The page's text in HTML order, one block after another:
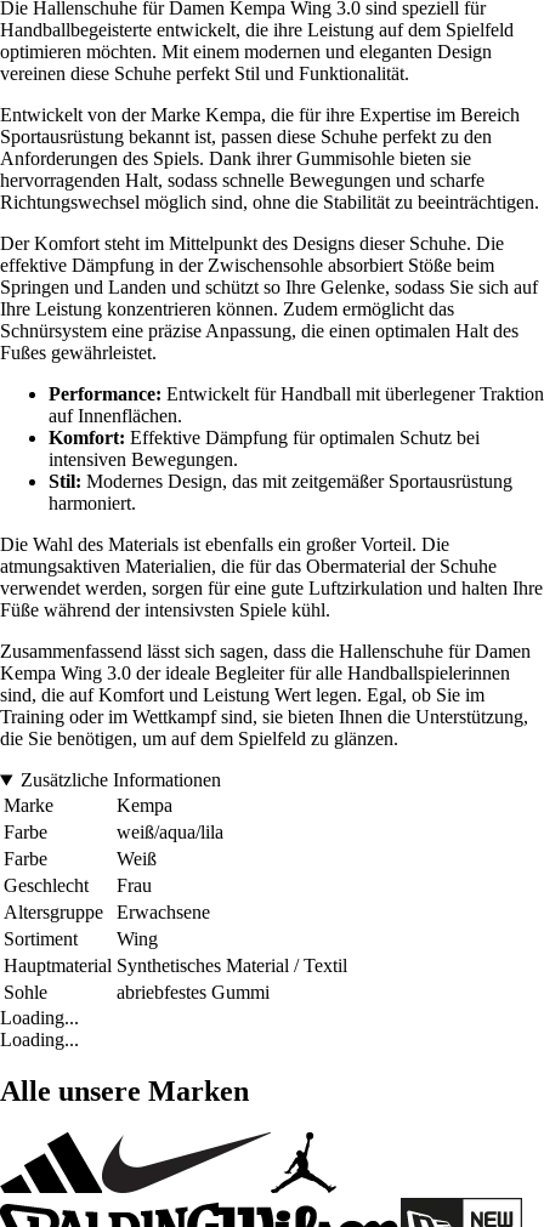
Die Hallenschuhe für Damen Kempa Wing 3.0 sind speziell für
Handballbegeisterte entwickelt, die ihre Leistung auf dem Spielfeld
optimieren möchten. Mit einem modernen und eleganten Design
vereinen diese Schuhe perfekt Stil und Funktionalität.
Entwickelt von der Marke Kempa, die für ihre Expertise im Bereich
Sportausrüstung bekannt ist, passen diese Schuhe perfekt zu den
Anforderungen des Spiels. Dank ihrer Gummisohle bieten sie
hervorragenden Halt, sodass schnelle Bewegungen und scharfe
Richtungswechsel möglich sind, ohne die Stabilität zu beeinträchtigen.
Der Komfort steht im Mittelpunkt des Designs dieser Schuhe. Die
effektive Dämpfung in der Zwischensohle absorbiert Stöße beim
Springen und Landen und schützt so Ihre Gelenke, sodass Sie sich auf
Ihre Leistung konzentrieren können. Zudem ermöglicht das
Schnürsystem eine präzise Anpassung, die einen optimalen Halt des
Fußes gewährleistet.
Performance: Entwickelt für Handball mit überlegener Traktion
auf Innenflächen.
Komfort: Effektive Dämpfung für optimalen Schutz bei
intensiven Bewegungen.
Stil: Modernes Design, das mit zeitgemäßer Sportausrüstung
harmoniert.
Die Wahl des Materials ist ebenfalls ein großer Vorteil. Die
atmungsaktiven Materialien, die für das Obermaterial der Schuhe
verwendet werden, sorgen für eine gute Luftzirkulation und halten Ihre
Füße während der intensivsten Spiele kühl.
Zusammenfassend lässt sich sagen, dass die Hallenschuhe für Damen
Kempa Wing 3.0 der ideale Begleiter für alle Handballspielerinnen
sind, die auf Komfort und Leistung Wert legen. Egal, ob Sie im
Training oder im Wettkampf sind, sie bieten Ihnen die Unterstützung,
die Sie benötigen, um auf dem Spielfeld zu glänzen.
Zusätzliche Informationen
Marke
Kempa
Farbe
weiß/aqua/lila
Farbe
Weiß
Geschlecht
Frau
Altersgruppe
Erwachsene
Sortiment
Wing
Hauptmaterial Synthetisches Material / Textil
Sohle
abriebfestes Gummi
Loading...
Loading...
Alle unsere Marken